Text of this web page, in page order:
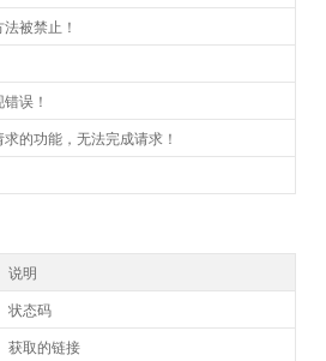
被禁止！
误！
的功能，无法完成请求！
说明
状态码
获取的链接